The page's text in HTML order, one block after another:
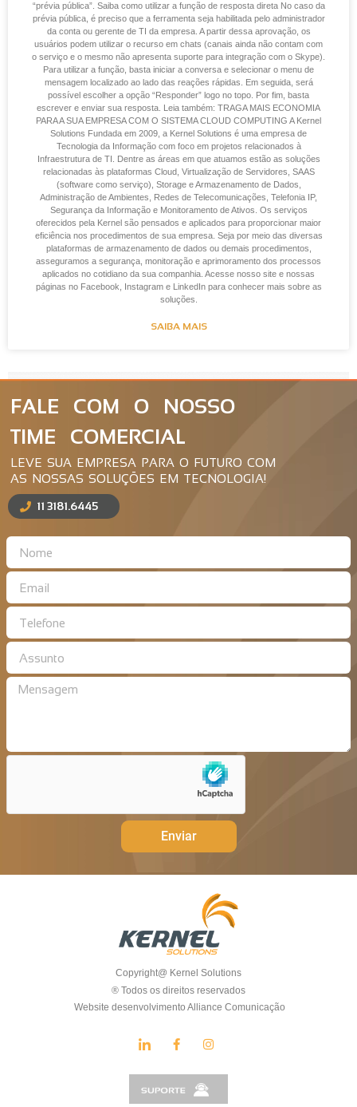
“prévia pública”. Saiba como utilizar a função de resposta direta No caso da
prévia pública, é preciso que a ferramenta seja habilitada pelo administrador
da conta ou gerente de TI da empresa. A partir dessa aprovação, os
usuários podem utilizar o recurso em chats (canais ainda não contam com
o serviço e o mesmo não apresenta suporte para integração com o Skype).
Para utilizar a função, basta iniciar a conversa e selecionar o menu de
mensagem localizado ao lado das reações rápidas. Em seguida, será
possível escolher a opção “Responder” logo no topo. Por fim, basta
escrever e enviar sua resposta. Leia também: TRAGA MAIS ECONOMIA
PARA A SUA EMPRESA COM O SISTEMA CLOUD COMPUTING A Kernel
Solutions Fundada em 2009, a Kernel Solutions é uma empresa de
Tecnologia da Informação com foco em projetos relacionados à
Infraestrutura de TI. Dentre as áreas em que atuamos estão as soluções
relacionadas às plataformas Cloud, Virtualização de Servidores, SAAS
(software como serviço), Storage e Armazenamento de Dados,
Administração de Ambientes, Redes de Telecomunicações, Telefonia IP,
Segurança da Informação e Monitoramento de Ativos. Os serviços
oferecidos pela Kernel são pensados e aplicados para proporcionar maior
eficiência nos procedimentos de sua empresa. Seja por meio das diversas
plataformas de armazenamento de dados ou demais procedimentos,
asseguramos a segurança, monitoração e aprimoramento dos processos
aplicados no cotidiano da sua companhia. Acesse nosso site e nossas
páginas no Facebook, Instagram e LinkedIn para conhecer mais sobre as
soluções.
SAIBA MAIS
FALE COM O NOSSO
TIME COMERCIAL
LEVE SUA EMPRESA PARA O FUTURO COM
AS NOSSAS SOLUÇÕES EM TECNOLOGIA!
11 3181.6445
Enviar
Copyright@ Kernel Solutions
® Todos os direitos reservados
Website desenvolvimento Alliance Comunicação